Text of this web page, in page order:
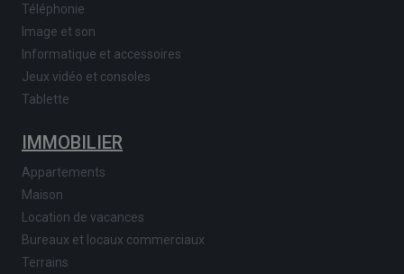
Téléphonie
Image et son
Informatique et accessoires
Jeux vidéo et consoles
Tablette
IMMOBILIER
Appartements
Maison
Location de vacances
Bureaux et locaux commerciaux
Terrains